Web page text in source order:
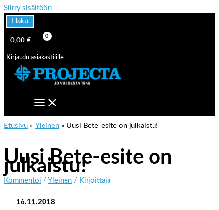
Siirry sisältöön
Haku
0,00 €
Kirjaudu asiakastilille
Etusivu Yleinen Uusi Bete-esite on julkaistu!
Uusi Bete-esite on
julkaistu!
Kommentoi / Yleinen / Kirjoittaja
16.11.2018